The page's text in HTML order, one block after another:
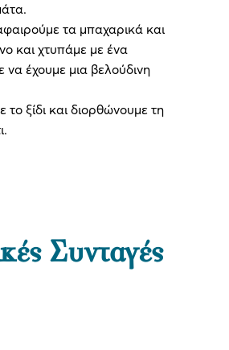
τα μπαχαρικά και
και χτυπάμε με ένα
να έχουμε μια βελούδινη
το ξίδι και διορθώνουμε τη
Συνταγές